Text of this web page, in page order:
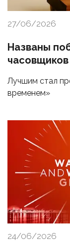
27/06/2026
Названы
Лучшим стал
временем»
24/06/2026